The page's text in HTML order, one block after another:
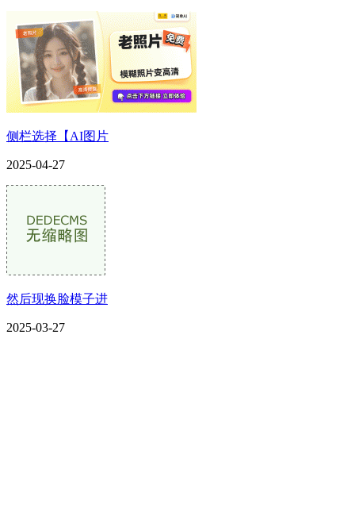
侧栏选择【AI图片
2025-04-27
然后现换脸模子进
2025-03-27